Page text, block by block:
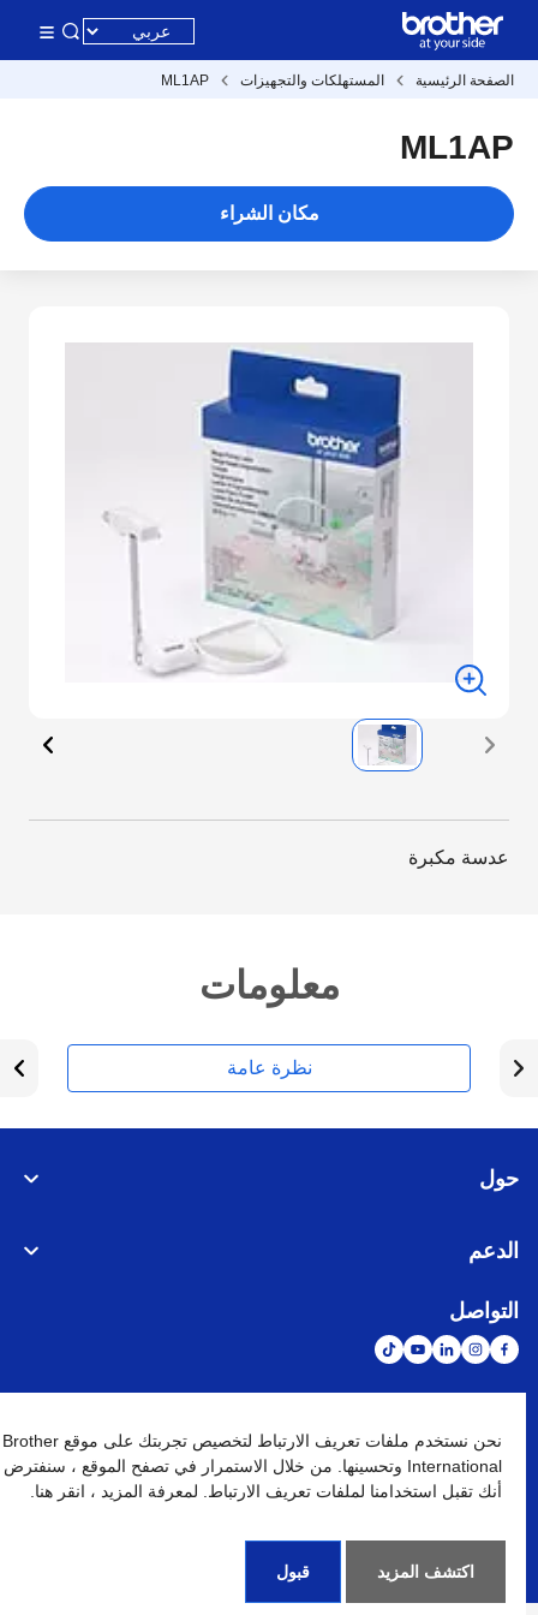
الصفحة الرئيسية المستهلكات والتجهيزات ML1AP
ML1AP
مكان الشراء
عدسة مكبرة
معلومات
نظرة عامة
حول
الدعم
التواصل
الشبكة العالمية
نهج الخصوصية شروط الإستخدام خريطة الموقع الإنتقال إلى الموقع العالمي
كافة الحقوق محفوظة. BROTHER INTERNATIONAL (GULF) FZE
2026
نحن نستخدم ملفات تعريف الارتباط لتخصيص تجربتك على موقع Brother
International وتحسينها. من خلال الاستمرار في تصفح الموقع ، سنفترض
أنك تقبل استخدامنا لملفات تعريف الارتباط. لمعرفة المزيد ، انقر هنا.
اكتشف المزيد قبول